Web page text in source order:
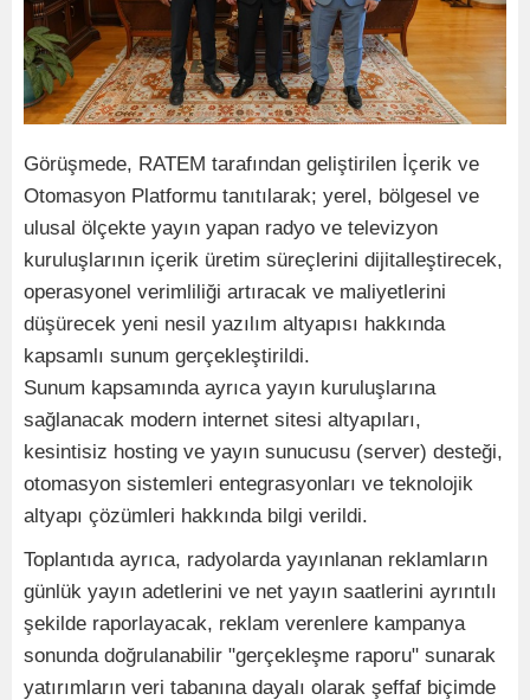
Görüşmede, RATEM tarafından geliştirilen İçerik ve
Otomasyon Platformu tanıtılarak; yerel, bölgesel ve
ulusal ölçekte yayın yapan radyo ve televizyon
kuruluşlarının içerik üretim süreçlerini dijitalleştirecek,
operasyonel verimliliği artıracak ve maliyetlerini
düşürecek yeni nesil yazılım altyapısı hakkında
kapsamlı sunum gerçekleştirildi.
Sunum kapsamında ayrıca yayın kuruluşlarına
sağlanacak modern internet sitesi altyapıları,
kesintisiz hosting ve yayın sunucusu (server) desteği,
otomasyon sistemleri entegrasyonları ve teknolojik
altyapı çözümleri hakkında bilgi verildi.
Toplantıda ayrıca, radyolarda yayınlanan reklamların
günlük yayın adetlerini ve net yayın saatlerini ayrıntılı
şekilde raporlayacak, reklam verenlere kampanya
sonunda doğrulanabilir "gerçekleşme raporu" sunarak
yatırımların veri tabanına dayalı olarak şeffaf biçimde